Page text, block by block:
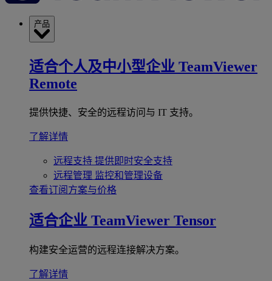
产品
适合个人及中小型企业 TeamViewer
Remote
提供快捷、安全的远程访问与 IT 支持。
了解详情
远程支持 提供即时安全支持
远程管理 监控和管理设备
查看订阅方案与价格
适合企业 TeamViewer Tensor
构建安全运营的远程连接解决方案。
了解详情